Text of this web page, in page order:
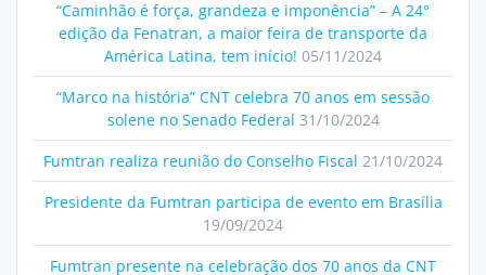
“Caminhão é força, grandeza e imponência” – A 24°
edição da Fenatran, a maior feira de transporte da
América Latina, tem início! 05/11/2024
“Marco na história” CNT celebra 70 anos em sessão
solene no Senado Federal 31/10/2024
Fumtran realiza reunião do Conselho Fiscal 21/10/2024
Presidente da Fumtran participa de evento em Brasília
19/09/2024
Fumtran presente na celebração dos 70 anos da CNT